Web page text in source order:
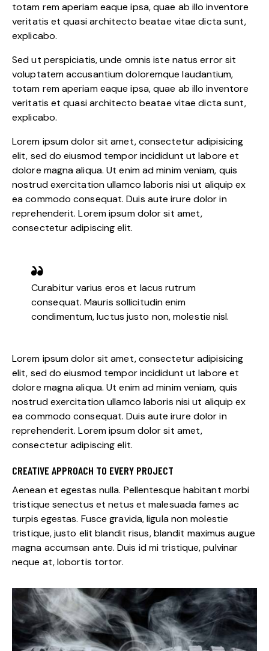
totam rem aperiam eaque ipsa, quae ab illo inventore
veritatis et quasi architecto beatae vitae dicta sunt,
explicabo.
Sed ut perspiciatis, unde omnis iste natus error sit
voluptatem accusantium doloremque laudantium,
totam rem aperiam eaque ipsa, quae ab illo inventore
veritatis et quasi architecto beatae vitae dicta sunt,
explicabo.
Lorem ipsum dolor sit amet, consectetur adipisicing
elit, sed do eiusmod tempor incididunt ut labore et
dolore magna aliqua. Ut enim ad minim veniam, quis
nostrud exercitation ullamco laboris nisi ut aliquip ex
ea commodo consequat. Duis aute irure dolor in
reprehenderit. Lorem ipsum dolor sit amet,
consectetur adipiscing elit.
Curabitur varius eros et lacus rutrum
consequat. Mauris sollicitudin enim
condimentum, luctus justo non, molestie nisl.
Lorem ipsum dolor sit amet, consectetur adipisicing
elit, sed do eiusmod tempor incididunt ut labore et
dolore magna aliqua. Ut enim ad minim veniam, quis
nostrud exercitation ullamco laboris nisi ut aliquip ex
ea commodo consequat. Duis aute irure dolor in
reprehenderit. Lorem ipsum dolor sit amet,
consectetur adipiscing elit.
CREATIVE APPROACH TO EVERY PROJECT
Aenean et egestas nulla. Pellentesque habitant morbi
tristique senectus et netus et malesuada fames ac
turpis egestas. Fusce gravida, ligula non molestie
tristique, justo elit blandit risus, blandit maximus augue
magna accumsan ante. Duis id mi tristique, pulvinar
neque at, lobortis tortor.